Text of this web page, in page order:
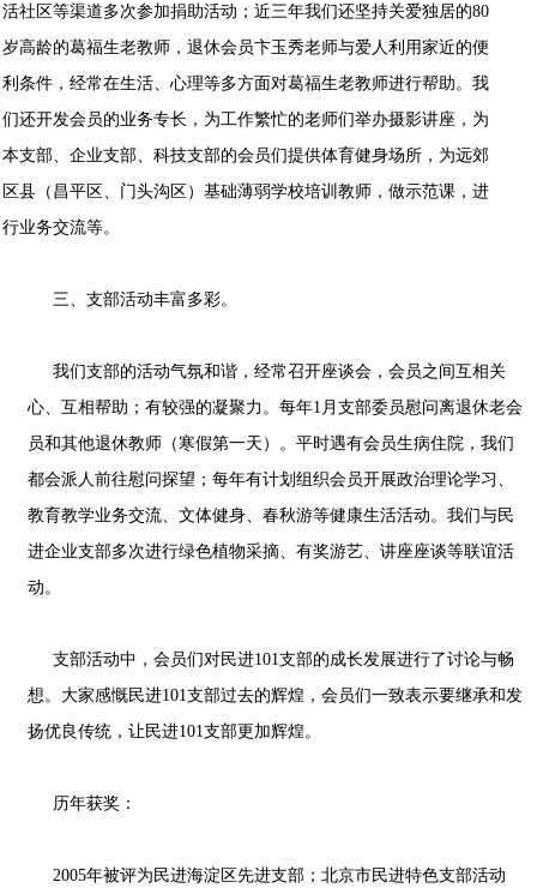
活社区等渠道多次参加捐助活动；近三年我们还坚持关爱独居的80
岁高龄的葛福生老教师，退休会员卞玉秀老师与爱人利用家近的便
利条件，经常在生活、心理等多方面对葛福生老教师进行帮助。我
们还开发会员的业务专长，为工作繁忙的老师们举办摄影讲座，为
本支部、企业支部、科技支部的会员们提供体育健身场所，为远郊
区县（昌平区、门头沟区）基础薄弱学校培训教师，做示范课，进
行业务交流等。
三、支部活动丰富多彩。
我们支部的活动气氛和谐，经常召开座谈会，会员之间互相关
心、互相帮助；有较强的凝聚力。每年1月支部委员慰问离退休老会
员和其他退休教师（寒假第一天）。平时遇有会员生病住院，我们
都会派人前往慰问探望；每年有计划组织会员开展政治理论学习、
教育教学业务交流、文体健身、春秋游等健康生活活动。我们与民
进企业支部多次进行绿色植物采摘、有奖游艺、讲座座谈等联谊活
动。
支部活动中，会员们对民进101支部的成长发展进行了讨论与畅
想。大家感慨民进101支部过去的辉煌，会员们一致表示要继承和发
扬优良传统，让民进101支部更加辉煌。
历年获奖：
2005年被评为民进海淀区先进支部；北京市民进特色支部活动